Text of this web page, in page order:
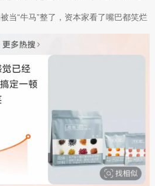
当“牛马”整了，资本家看了嘴巴都笑烂